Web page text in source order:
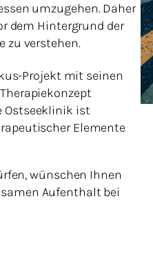
umzugehen. Daher
dem Hintergrund der
zu verstehen.
Projekt mit seinen
Ostseeklinik ist
Elemente
wünschen Ihnen
Aufenthalt bei